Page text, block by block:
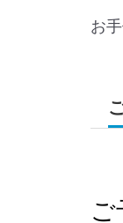
お
ご